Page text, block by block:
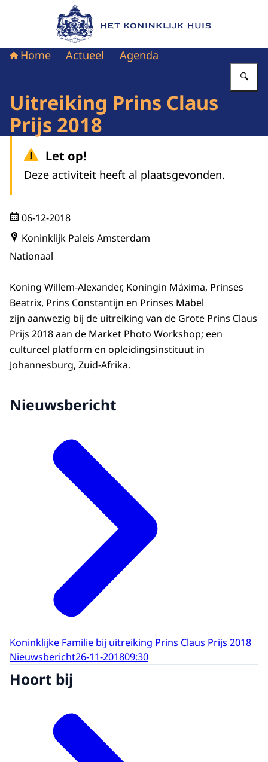
Naar de homepage van Het Koninklijk Huis
Home Actueel Agenda
Uitreiking Prins Claus
Prijs 2018
Let op!
Deze activiteit heeft al plaatsgevonden.
06-12-2018
Koninklijk Paleis Amsterdam
Nationaal
Koning Willem-Alexander, Koningin Máxima, Prinses
Beatrix, Prins Constantijn en Prinses Mabel
zijn aanwezig bij de uitreiking van de Grote Prins Claus
Prijs 2018 aan de Market Photo Workshop; een
cultureel platform en opleidingsinstituut in
Johannesburg, Zuid-Afrika.
Nieuwsbericht
Koninklijke Familie bij uitreiking Prins Claus Prijs 2018
Nieuwsbericht26-11-201809:30
Hoort bij